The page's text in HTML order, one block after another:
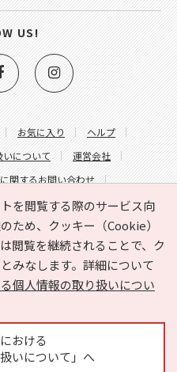
を閲覧する際のサービス向
ため、クッキー（Cookie）
閲覧を継続されることで、ク
みなします。詳細について
個人情報の取り扱いについ
おける
いについて」へ
お気に入り
ヘルプ
について
運営会社
関するお問い合わせ
るお問い合わせ
US!
All Rights Reserved.